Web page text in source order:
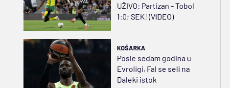
UŽIVO: Partizan - Tobol
1:0; SEK! (VIDEO)
KOŠARKA
Posle sedam godina u
Evroligi, Fal se seli na
Daleki istok